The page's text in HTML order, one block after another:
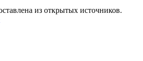
из открытых источников.